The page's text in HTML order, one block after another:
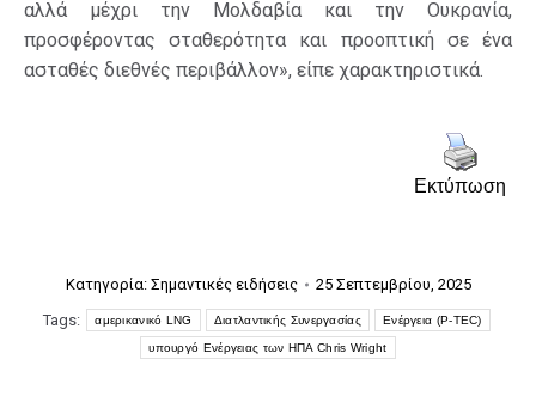
αλλά μέχρι την Μολδαβία και την Ουκρανία,
προσφέροντας σταθερότητα και προοπτική σε ένα
ασταθές διεθνές περιβάλλον», είπε χαρακτηριστικά.
Εκτύπωση
Κατηγορία: Σημαντικές ειδήσεις
25 Σεπτεμβρίου, 2025
Tags:
αμερικανικό LNG Διατλαντικής Συνεργασίας Ενέργεια (P-TEC)
υπουργό Ενέργειας των ΗΠΑ Chris Wright